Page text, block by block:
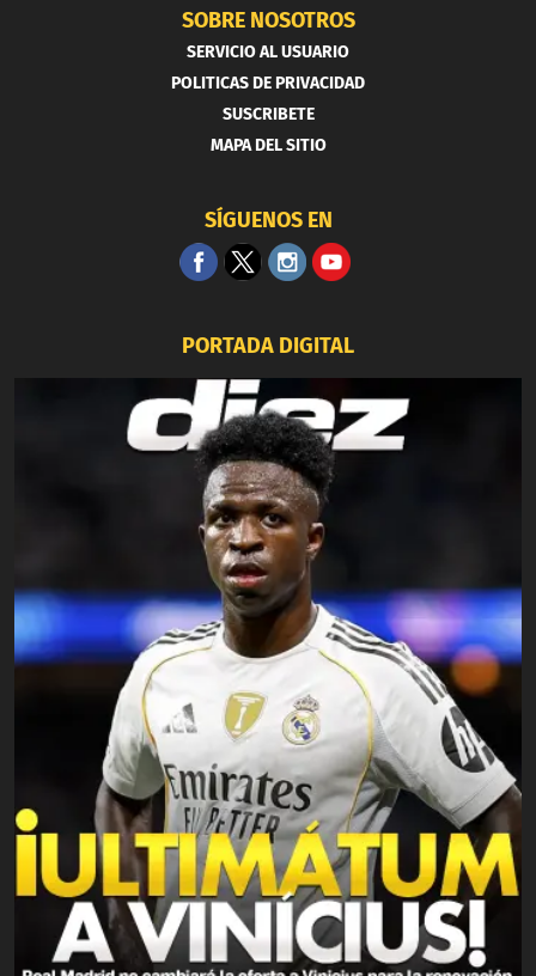
SOBRE NOSOTROS
SERVICIO AL USUARIO
POLITICAS DE PRIVACIDAD
SUSCRIBETE
MAPA DEL SITIO
SÍGUENOS EN
PORTADA DIGITAL